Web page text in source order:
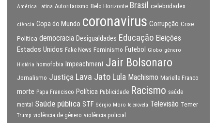
América Latina Autoritarismo Belo Horizonte Brasil celebridades
ciência Copa do Mundo coronavirus Corrupção Crise
Política democracia Desigualdades Educação Eleições
Estados Unidos Fake News Feminismo Futebol Globo gênero
História homofobia Impeachment Jair Bolsonaro
Jornalismo Justiça Lava Jato Lula Machismo Marielle Franco
morte Papa Francisco Política Publicidade Racismo saúde
mental
Saúde pública STF Sérgio Moro telenovela Televisão Temer
Trump violência de gênero violência policial